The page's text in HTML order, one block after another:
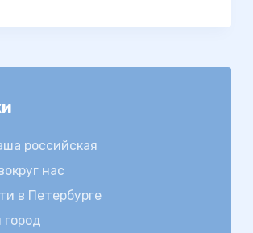
российская
нас
в Петербурге